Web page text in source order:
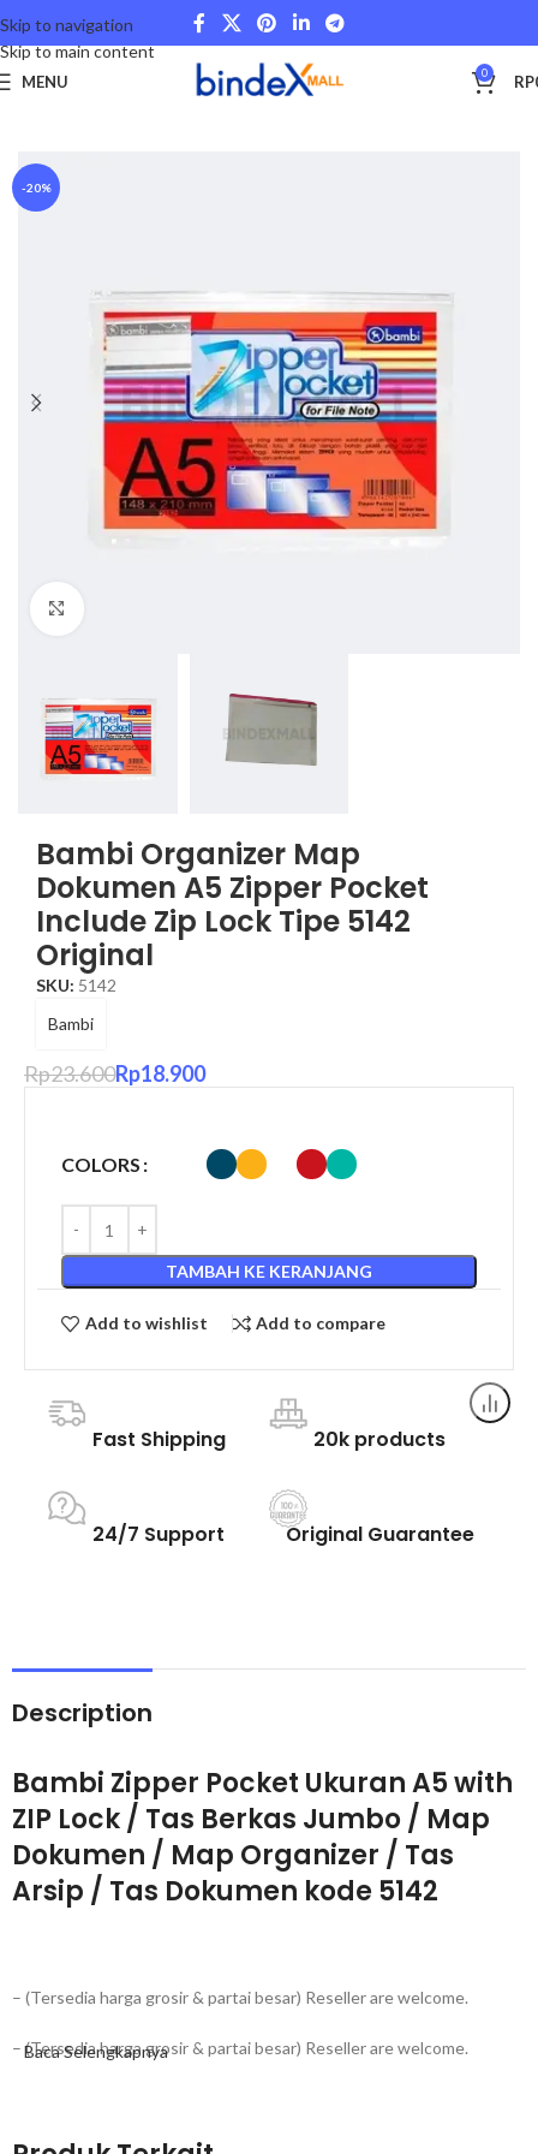
Skip to navigation
Skip to main content
MENU 0 RP
Beranda Stationery and Fancy Document Holder
-20%
Bambi Organizer Map
Dokumen A5 Zipper Pocket
Include Zip Lock Tipe 5142
Original
SKU: 5142
Bambi
Rp23.600Rp18.900
COLORS
TAMBAH KE KERANJANG
Add to wishlist Add to compare
Fast Shipping 20k products
24/7 Support Original Guarantee
Description
Bambi Zipper Pocket Ukuran A5 with
ZIP Lock / Tas Berkas Jumbo / Map
Dokumen / Map Organizer / Tas
Arsip / Tas Dokumen kode 5142
– (Tersedia harga grosir & partai besar) Reseller are welcome.
– (Tersedia harga grosir & partai besar) Reseller are welcome.
Zipper Pocket For File Note Transparent 5142 ini berukuran A5
Baca Selengkapnya